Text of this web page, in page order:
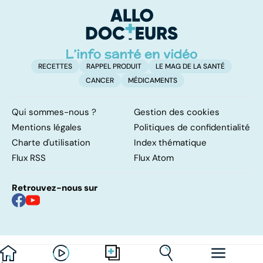
solution ?
RECETTES RAPPEL PRODUIT
LE MAG DE LA SANTÉ
CANCER
MÉDICAMENTS
Qui sommes-nous ?
Gestion des cookies
Mentions légales
Politiques de confidentialité
Charte d'utilisation
Index thématique
Flux RSS
Flux Atom
Retrouvez-nous sur